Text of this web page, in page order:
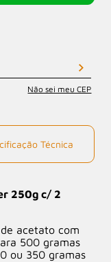
Não sei meu CEP
Técnica
250g c/ 2
acetato com
500 gramas
ou 350 gramas